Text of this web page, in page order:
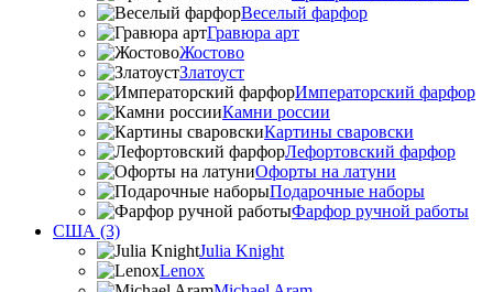
Веселый фарфор
Гравюра арт
Жостово
Златоуст
Императорский фарфор
Камни россии
Картины сваровски
Лефортовский фарфор
Офорты на латуни
Подарочные наборы
Фарфор ручной работы
США (3)
Julia Knight
Lenox